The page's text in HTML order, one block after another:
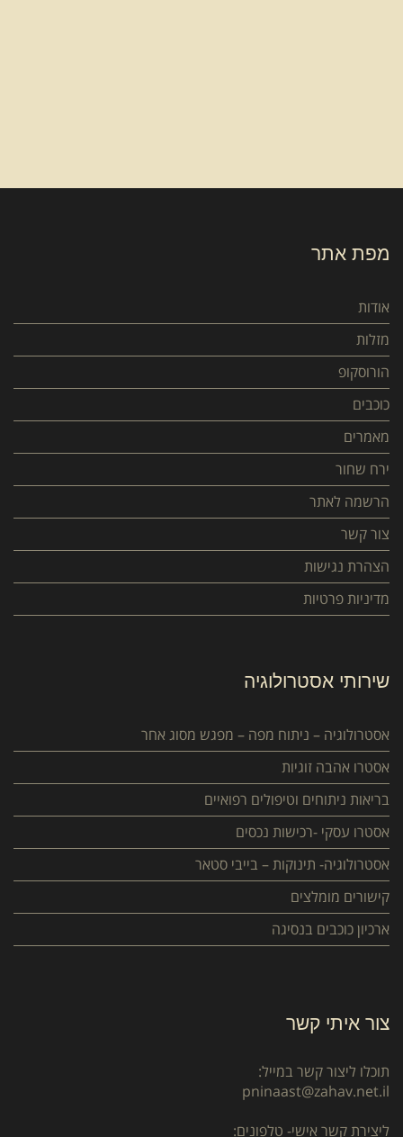
מפת אתר
אודות
מזלות
הורוסקופ
כוכבים
מאמרים
ירח שחור
הרשמה לאתר
צור קשר
הצהרת נגישות
מדיניות פרטיות
שירותי אסטרולוגיה
אסטרולוגיה – ניתוח מפה – מפגש מסוג אחר
אסטרו אהבה זוגיות
בריאות ניתוחים וטיפולים רפואיים
אסטרו עסקי -רכישות נכסים
אסטרולוגיה- תינוקות – בייבי סטאר
קישורים מומלצים
ארכיון כוכבים בנסיגה
צור איתי קשר
תוכלו ליצור קשר במייל:
pninaast@zahav.net.il
ליצירת קשר אישי- טלפונים: